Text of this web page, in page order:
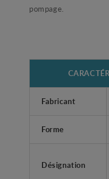
pompage.
Fabricant
Forme
Désignation